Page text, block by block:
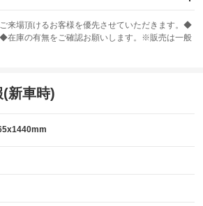
ABS
生
ご来場頂けるお客様を優先させていただきます。◆
在庫の有無をご確認お願いします。※販売は一般
(新車時)